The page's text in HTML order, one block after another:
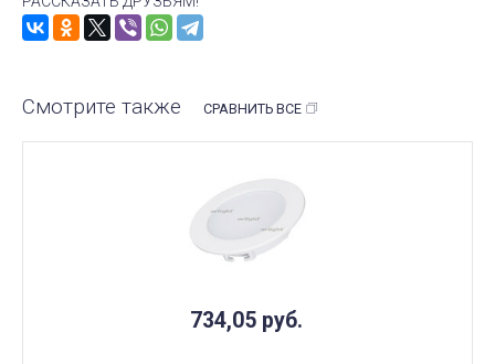
Смотрите также СРАВНИТЬ ВСЕ
734,05 руб.